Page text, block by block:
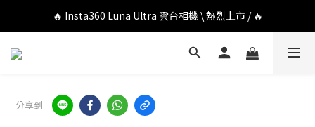
🔥 DJI OSMO POCKET 4P 口袋相機 \ 熱烈上市 / 🔥
🔥 Insta360 Luna Ultra 雲台相機 \ 熱烈上市 / 🔥
🔥 Insta360 GO Ultra Hello Kitty 聯名限定套裝 \ 時尚上市 / 🔥
分享到